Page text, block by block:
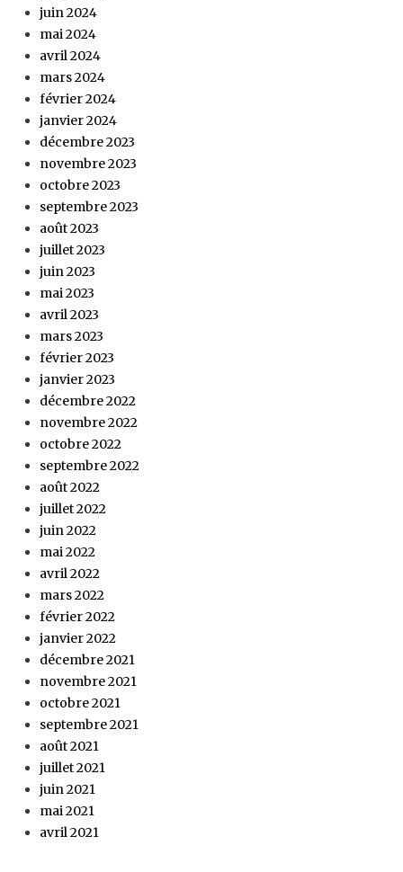
juin 2024
mai 2024
avril 2024
mars 2024
février 2024
janvier 2024
décembre 2023
novembre 2023
octobre 2023
septembre 2023
août 2023
juillet 2023
juin 2023
mai 2023
avril 2023
mars 2023
février 2023
janvier 2023
décembre 2022
novembre 2022
octobre 2022
septembre 2022
août 2022
juillet 2022
juin 2022
mai 2022
avril 2022
mars 2022
février 2022
janvier 2022
décembre 2021
novembre 2021
octobre 2021
septembre 2021
août 2021
juillet 2021
juin 2021
mai 2021
avril 2021